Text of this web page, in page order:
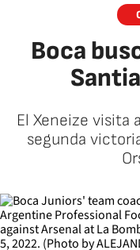
Boca
El Xeneize visita
segunda